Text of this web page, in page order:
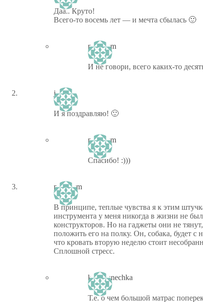
Даа.. Круто!
Всего-то восемь лет — и мечта сбылась 🙂
ptiz_kem
И не говори, всего каких-то
jaspe
И я поздравляю! 🙂
ptiz_kem
Спасибо! :)))
ptiz_kem
В принципе, теплые чувства я к этим
инструмента у меня никогда в жизни не
конструкторов. Но на гаджеты они не
положить его на полку. Он, собака, будет
что кровать вторую неделю стоит
Сплошной стресс.
kinomanechka
Т.е. о чем большой матрас